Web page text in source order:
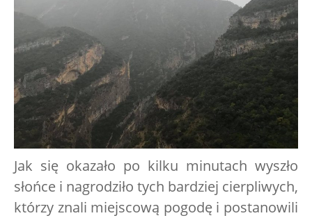
Jak się okazało po kilku minutach wyszło
słońce i nagrodziło tych bardziej cierpliwych,
którzy znali miejscową pogodę i postanowili